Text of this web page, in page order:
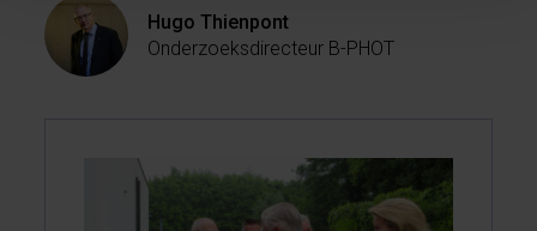
Hugo Thienpont
Onderzoeksdirecteur B-PHOT